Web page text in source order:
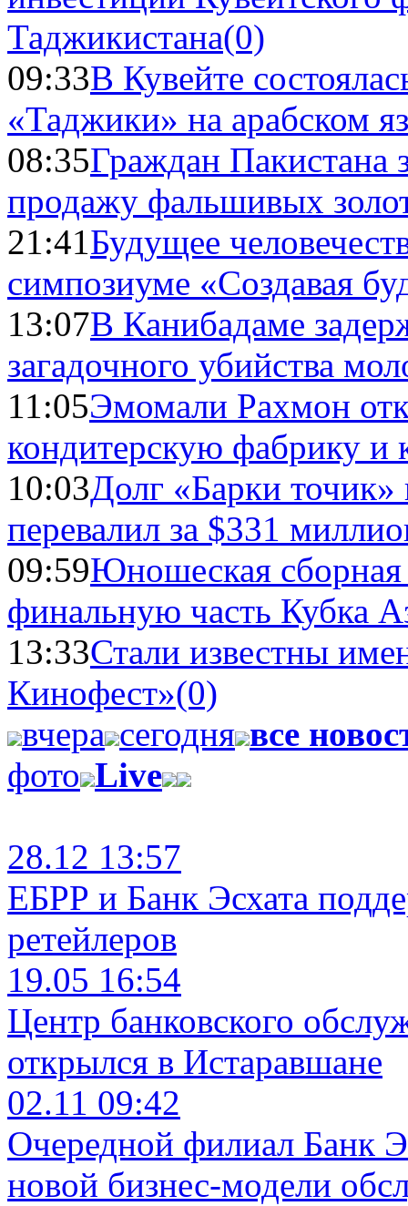
Таджикистана(0)
09:33В Кувейте
«Таджики» на арабском
08:35Граждан Пакистана
продажу фальшивых
21:41Будущее
симпозиуме «Создавая
13:07В Канибадаме
загадочного убийства
11:05Эмомали Рахмон
кондитерскую фабрику и
10:03Долг «Барки
перевалил за $331
09:59Юношеская
финальную часть Кубка
13:33Стали известны
Кинофест»(0)
вчера сегодня все
фото Live
28.12 13:57
ЕБРР и Банк Эсхата
ретейлеров
19.05 16:54
Центр банковского
открылся в Истаравшане
02.11 09:42
Очередной филиал Банк
новой бизнес-модели